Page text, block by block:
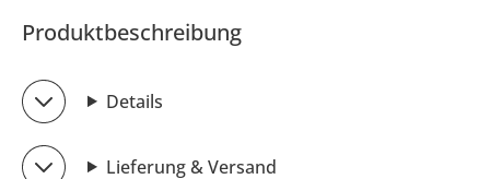
Produktbeschreibung
Details
Lieferung & Versand